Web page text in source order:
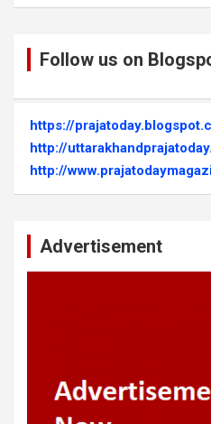
Follow us on
https://
http://
http://
Advertisement